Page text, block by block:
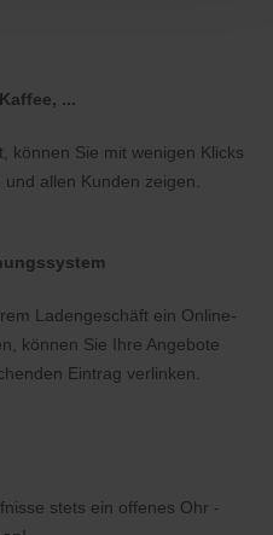
...
können Sie mit wenigen Klicks
allen Kunden zeigen.
Ladengeschäft ein Online-
können Sie Ihre Angebote
Eintrag verlinken.
stets ein offenes Ohr -